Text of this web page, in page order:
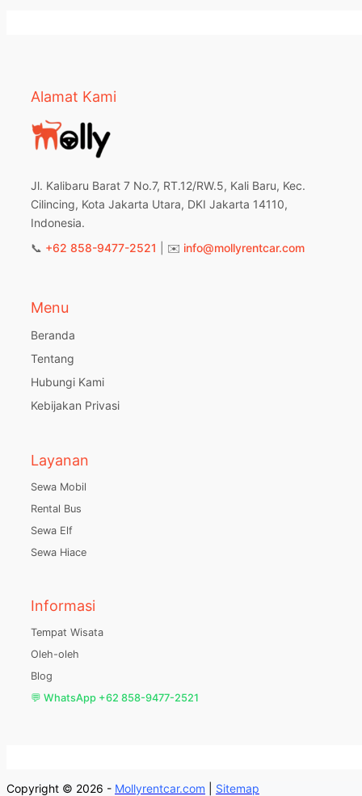
Alamat Kami
Jl. Kalibaru Barat 7 No.7, RT.12/RW.5, Kali Baru, Kec.
Cilincing, Kota Jakarta Utara, DKI Jakarta 14110,
Indonesia.
📞 +62 858-9477-2521 | ✉️ info@mollyrentcar.com
Menu
Beranda
Tentang
Hubungi Kami
Kebijakan Privasi
Layanan
Sewa Mobil
Rental Bus
Sewa Elf
Sewa Hiace
Informasi
Tempat Wisata
Oleh-oleh
Blog
💬 WhatsApp +62 858-9477-2521
Copyright © 2026 - Mollyrentcar.com Sitemap